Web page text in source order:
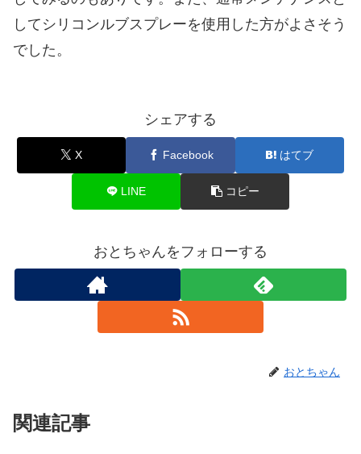
してシリコンルブスプレーを使用した方がよさそう
でした。
シェアする
X Facebook はてブ
LINE コピー
おとちゃんをフォローする
おとちゃん
関連記事